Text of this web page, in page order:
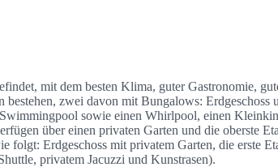
mit dem besten Klima, guter Gastronomie,
zwei davon mit Bungalows: Erdgeschoss
sowie einen Whirlpool, einen
über einen privaten Garten und die oberste
Erdgeschoss mit privatem Garten, die erste
privatem Jacuzzi und Kunstrasen).